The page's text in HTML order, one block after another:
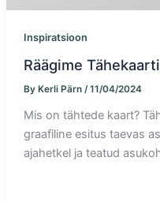
Inspiratsioon
Räägime
By Kerli Pärn /11/04/2024
Mis on tähtede kaart?
graafiline esitus taevas
ajahetkel ja teatud